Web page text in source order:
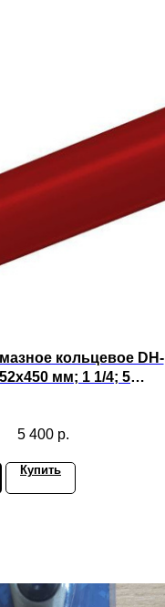
кольцевое DH-
мм; 1 1/4; 5
5 400 р.
Купить